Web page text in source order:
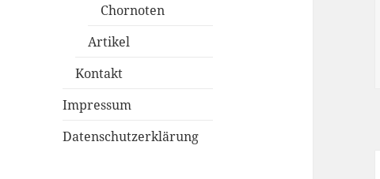
Chornoten
Artikel
Kontakt
Impressum
Datenschutzerklärung